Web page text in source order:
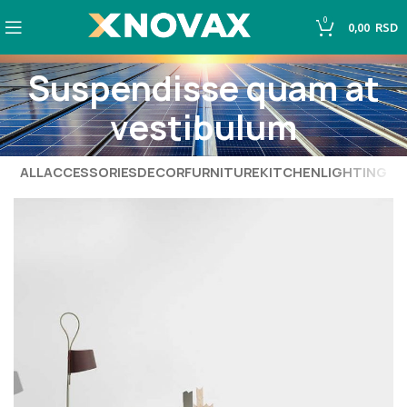
0
0,00 RSD
Suspendisse quam at
vestibulum
ALLACCESSORIESDECORFURNITUREKITCHENLIGHTING